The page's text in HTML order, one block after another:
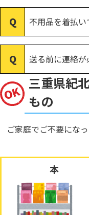
不用品を着払
送る前に連絡が
三重県紀
もの
ご家庭でご不要にな
本